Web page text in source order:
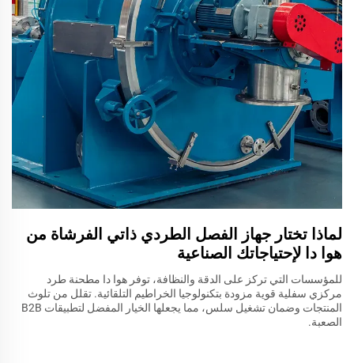
لماذا تختار جهاز الفصل الطردي ذاتي الفرشاة من
هوا دا لإحتياجاتك الصناعية
للمؤسسات التي تركز على الدقة والنظافة، توفر هوا دا مطحنة طرد
مركزي سفلية قوية مزودة بتكنولوجيا الخراطيم التلقائية. تقلل من تلوث
المنتجات وضمان تشغيل سلس، مما يجعلها الخيار المفضل لتطبيقات B2B
الصعبة.